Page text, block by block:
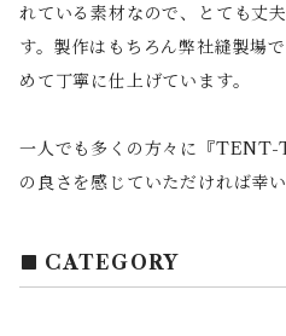
れている素材なので、とても丈
す。製作はもちろん弊社縫製場
めて丁寧に仕上げています。
一人でも多くの方々に『
の良さを感じていただければ幸い
CATEGORY